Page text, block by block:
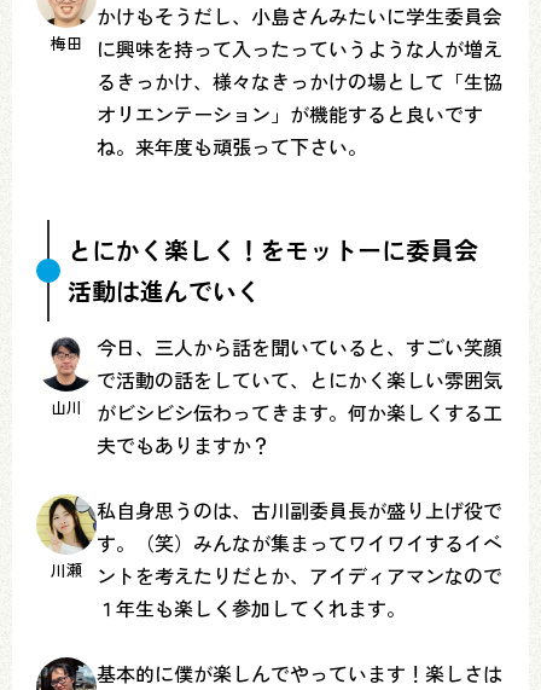
梅田
かけもそうだし、小島さんみたいに学生委員会
に興味を持って入ったっていうような人が増え
るきっかけ、様々なきっかけの場として「生協
オリエンテーション」が機能すると良いです
ね。来年度も頑張って下さい。
とにかく楽しく！をモットーに委員会
活動は進んでいく
山川
今日、三人から話を聞いていると、すごい笑顔
で活動の話をしていて、とにかく楽しい雰囲気
がビシビシ伝わってきます。何か楽しくする工
夫でもありますか？
川瀬
私自身思うのは、古川副委員長が盛り上げ役で
す。（笑）みんなが集まってワイワイするイベ
ントを考えたりだとか、アイディアマンなので
１年生も楽しく参加してくれます。
基本的に僕が楽しんでやっています！楽しさは